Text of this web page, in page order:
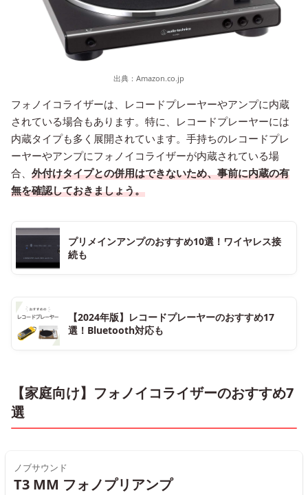
出典： Amazon.co.jp
フォノイコライザーは、レコードプレーヤーやアンプに内蔵
されている場合もあります。特に、レコードプレーヤーには
内蔵タイプも多く展開されています。手持ちのレコードプレ
ーヤーやアンプにフォノイコライザーが内蔵されている場
合、 外付けタイプとの併用はできないため、事前に内蔵の有
無を確認しておきましょう。
プリメインアンプのおすすめ10選！ワイヤレス接
続も
【2024年版】レコードプレーヤーのおすすめ17
選！Bluetooth対応も
【家庭向け】フォノイコライザーのおすすめ7
選
ノブサウンド
T3 MM フォノプリアンプ